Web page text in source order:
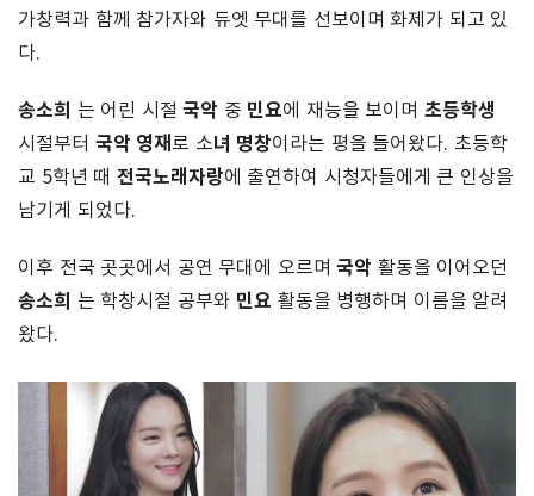
가창력과 함께 참가자와 듀엣 무대를 선보이며 화제가 되고 있
다.
송소희 는 어린 시절 국악 중 민요에 재능을 보이며 초등학생
시절부터 국악 영재 로 소녀 명창이라는 평을 들어왔다. 초등학
교 5학년 때 전국노래자랑에 출연하여 시청자들에게 큰 인상을
남기게 되었다.
이후 전국 곳곳에서 공연 무대에 오르며 국악 활동을 이어오던
송소희 는 학창시절 공부와 민요 활동을 병행하며 이름을 알려
왔다.